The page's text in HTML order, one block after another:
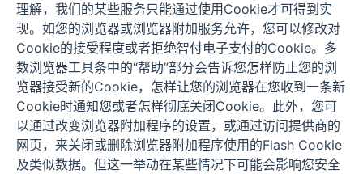
理解，我们的某些服务只能通过使用Cookie才可得到实
现。如您的浏览器或浏览器附加服务允许，您可以修改对
Cookie的接受程度或者拒绝智付电子支付的Cookie。多
数浏览器工具条中的“帮助”部分会告诉您怎样防止您的浏
览器接受新的Cookie，怎样让您的浏览器在您收到一条新
Cookie时通知您或者怎样彻底关闭Cookie。此外，您可
以通过改变浏览器附加程序的设置，或通过访问提供商的
网页，来关闭或删除浏览器附加程序使用的Flash Cookie
及类似数据。但这一举动在某些情况下可能会影响您安全